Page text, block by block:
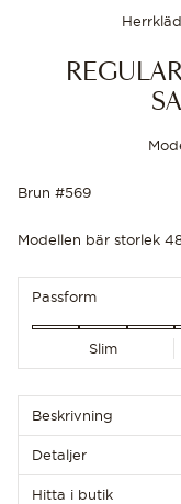
UPPTÄCK DE
Brun #569
Modellen bär storlek
Passform
Slim
Beskrivning
Detaljer
Hitta i butik